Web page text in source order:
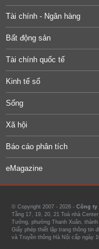
Tài chính - Ngân hàng
Bất động sản
Tài chính quốc tế
Kinh tế số
Sống
Xã hội
Báo cáo phân tích
eMagazine
© Copyright 2007 - 2026 - Công ty
Tầng 17, 19, 20, 21 Toà nhà
Tưởng, phường Thanh Xuân, thành
Giấy phép thiết lập trang thông tin
và Truyền thông Hà Nội cấp ngày